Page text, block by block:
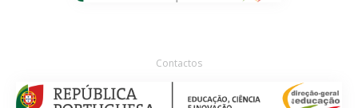
Contactos